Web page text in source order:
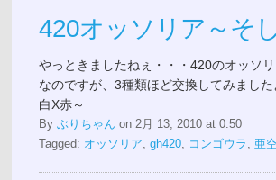
420オッソリア～そ
やっときましたねぇ・・・420のオッソ
なのですが、3種類ほど交換してみまし
白X赤～
By ぶりちゃん on 2月 13, 2010 at 0:50
Tagged: オッソリア, gh420, コンゴウラ , 亜